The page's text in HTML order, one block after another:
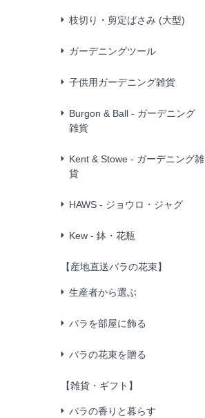
枝切り・剪定ばさみ (大型)
ガーデニングツール
子供用ガーデニング雑貨
Burgon & Ball - ガーデニング
雑貨
Kent & Stowe - ガーデニング雑
貨
HAWS - ジョウロ・ジャグ
Kew - 鉢・花瓶
【産地直送バラの花束】
生産者から選ぶ
バラを部屋に飾る
バラの花束を贈る
【雑貨・ギフト】
バラの香りと暮らす